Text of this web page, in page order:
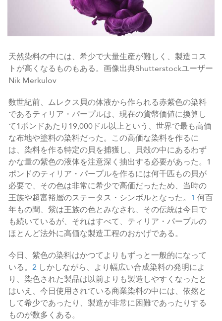
天然染料の中には、希少で大量生産が難しく、製造コス
トが高くなるものもある。画像出典Shutterstockユーザー
Nik Merkulov
数世紀前、ムレクス貝の体液から作られる赤紫色の染料
であるティリア・パープルは、現在の貨幣価値に換算し
て1ポンドあたり19,000ドル以上という、世界で最も高価
な布地や塗料の染料だった。この高価な染料を作るに
は、染料を作る特定の貝を捕獲し、貝殻の中にあるわず
かな量の紫色の液体を注意深く抽出する必要があった。1
ポンドのティリア・パープルを作るには何千匹もの貝が
必要で、その色は非常に希少で高価だったため、当時の
王族や超富裕層のステータス・シンボルとなった。 1 何百
年もの間、紫は王族の色とみなされ、その伝統は今日で
も続いているが、それはすべて、ティリア・パープルの
ほとんど法外に高価な製造工程のおかげである。
今日、紫色の染料はかつてよりもずっと一般的になって
いる。 2 しかしながら、より幅広い合成染料の発明によ
り、染色された製品は以前よりも製造しやすくなったと
はいえ、今日使用されている商業染料の中には、依然と
して希少であったり、製造が非常に困難であったりする
ものが数多くある。